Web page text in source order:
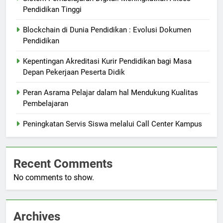
Pendidikan Tinggi
Blockchain di Dunia Pendidikan : Evolusi Dokumen
Pendidikan
Kepentingan Akreditasi Kurir Pendidikan bagi Masa
Depan Pekerjaan Peserta Didik
Peran Asrama Pelajar dalam hal Mendukung Kualitas
Pembelajaran
Peningkatan Servis Siswa melalui Call Center Kampus
Recent Comments
No comments to show.
Archives